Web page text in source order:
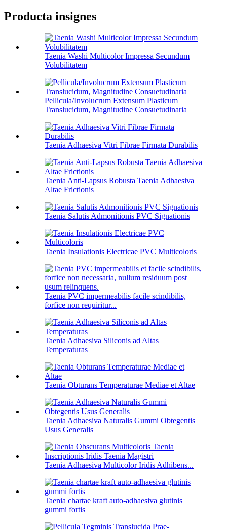
Producta insignes
Taenia Washi Multicolor Impressa Secundum
Volubilitatem
Pellicula/Involucrum Extensum Plasticum
Translucidum, Magnitudine Consuetudinaria
Taenia Adhaesiva Vitri Fibrae Firmata Durabilis
Taenia Anti-Lapsus Robusta Taenia Adhaesiva
Altae Frictionis
Taenia Salutis Admonitionis PVC Signationis
Taenia Insulationis Electricae PVC Multicoloris
Taenia PVC impermeabilis facile scindibilis,
forfice non requiritur...
Taenia Adhaesiva Siliconis ad Altas
Temperaturas
Taenia Obturans Temperaturae Mediae et Altae
Taenia Adhaesiva Naturalis Gummi Obtegentis
Usus Generalis
Taenia Adhaesiva Multicolor Iridis Adhibens...
Taenia chartae kraft auto-adhaesiva glutinis
gummi fortis